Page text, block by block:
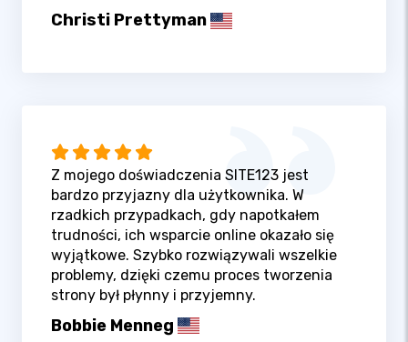
Christi Prettyman
Z mojego doświadczenia SITE123 jest
bardzo przyjazny dla użytkownika. W
rzadkich przypadkach, gdy napotkałem
trudności, ich wsparcie online okazało się
wyjątkowe. Szybko rozwiązywali wszelkie
problemy, dzięki czemu proces tworzenia
strony był płynny i przyjemny.
Bobbie Menneg